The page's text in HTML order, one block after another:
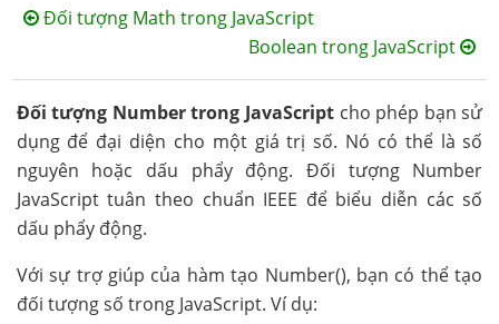
Đối tượng Math trong JavaScript
Boolean trong JavaScript
Đối tượng Number trong JavaScript cho phép bạn sử
dụng để đại diện cho một giá trị số. Nó có thể là số
nguyên hoặc dấu phẩy động. Đối tượng Number
JavaScript tuân theo chuẩn IEEE để biểu diễn các số
dấu phẩy động.
Với sự trợ giúp của hàm tạo Number(), bạn có thể tạo
đối tượng số trong JavaScript. Ví dụ: